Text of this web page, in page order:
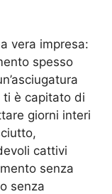
vera impresa:
spesso
ti è capitato di
giorni interi
cattivi
senza
senza